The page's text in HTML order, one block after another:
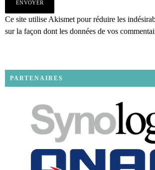
Ce site utilise Akismet pour réduire les
sur la façon dont les données de vos
PARTENAIRES